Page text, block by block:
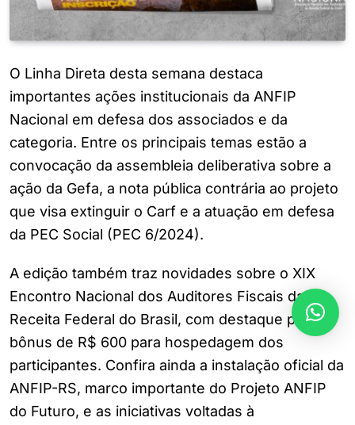
O Linha Direta desta semana destaca
importantes ações institucionais da ANFIP
Nacional em defesa dos associados e da
categoria. Entre os principais temas estão a
convocação da assembleia deliberativa sobre a
ação da Gefa, a nota pública contrária ao projeto
que visa extinguir o Carf e a atuação em defesa
da PEC Social (PEC 6/2024).
A edição também traz novidades sobre o XIX
Encontro Nacional dos Auditores Fiscais da
Receita Federal do Brasil, com destaque para o
bônus de R$ 600 para hospedagem dos
participantes. Confira ainda a instalação oficial da
ANFIP-RS, marco importante do Projeto ANFIP
do Futuro, e as iniciativas voltadas à